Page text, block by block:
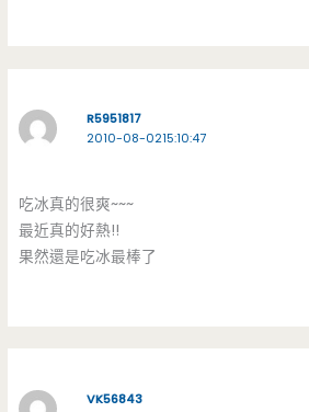
R5951817
2010-08-0215:10:47
吃冰真的很爽~~~
最近真的好熱!!
果然還是吃冰最棒了
VK56843